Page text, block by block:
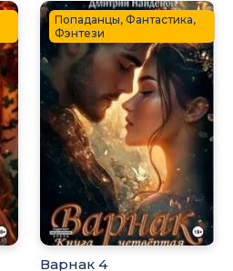
Попаданцы, Фантастика,
Фэнтези
Варнак 4